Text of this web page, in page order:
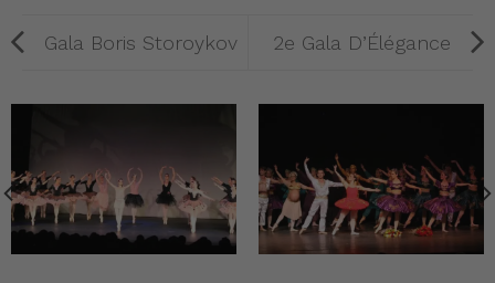
Gala Boris Storoykov 2e Gala D’Élégance